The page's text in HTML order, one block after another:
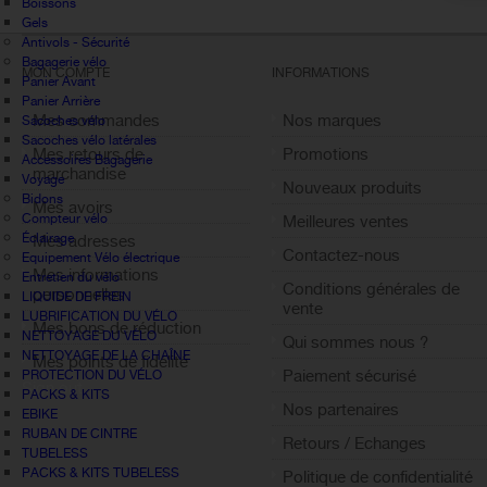
Boissons
Gels
Antivols - Sécurité
Bagagerie vélo
Panier Avant
Panier Arrière
Sacoches vélo
Sacoches vélo latérales
Accessoires Bagagerie
Voyage
Bidons
Compteur vélo
Éclairage
Equipement Vélo électrique
Entretien du vélo
LIQUIDE DE FREIN
LUBRIFICATION DU VÉLO
NETTOYAGE DU VÉLO
NETTOYAGE DE LA CHAÎNE
PROTECTION DU VÉLO
PACKS & KITS
EBIKE
RUBAN DE CINTRE
TUBELESS
PACKS & KITS TUBELESS
MON COMPTE
Mes commandes
Mes retours de
marchandise
Mes avoirs
Mes adresses
Mes informations
personnelles
Mes bons de réduction
Mes points de fidélité
Sign out
INFORMATIONS
Nos marques
Promotions
Nouveaux produits
Meilleures ventes
Contactez-nous
Conditions générales de
vente
Qui sommes nous ?
Paiement sécurisé
Nos partenaires
Retours / Echanges
Politique de confidentialité